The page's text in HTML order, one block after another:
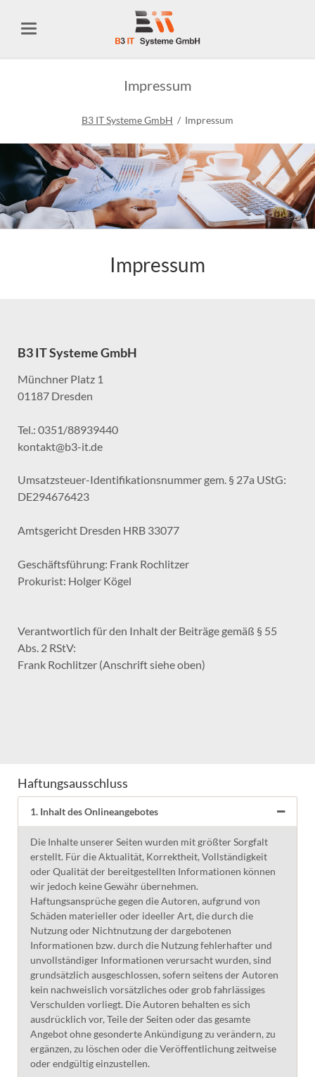
Impressum
B3 IT Systeme GmbH Impressum
Impressum
B3 IT Systeme GmbH
Münchner Platz 1
01187 Dresden
Tel.: 0351/88939440
kontakt@b3-it.de
Umsatzsteuer-Identifikationsnummer gem. § 27a UStG:
DE294676423
Amtsgericht Dresden HRB 33077
Geschäftsführung: Frank Rochlitzer
Prokurist: Holger Kögel
Verantwortlich für den Inhalt der Beiträge gemäß § 55
Abs. 2 RStV:
Frank Rochlitzer (Anschrift siehe oben)
Haftungsausschluss
1. Inhalt des Onlineangebotes
Die Inhalte unserer Seiten wurden mit größter Sorgfalt
erstellt. Für die Aktualität, Korrektheit, Vollständigkeit
oder Qualität der bereitgestellten Informationen können
wir jedoch keine Gewähr übernehmen.
Haftungsansprüche gegen die Autoren, aufgrund von
Schäden materieller oder ideeller Art, die durch die
Nutzung oder Nichtnutzung der dargebotenen
Informationen bzw. durch die Nutzung fehlerhafter und
unvollständiger Informationen verursacht wurden, sind
grundsätzlich ausgeschlossen, sofern seitens der Autoren
kein nachweislich vorsätzliches oder grob fahrlässiges
Verschulden vorliegt. Die Autoren behalten es sich
ausdrücklich vor, Teile der Seiten oder das gesamte
Angebot ohne gesonderte Ankündigung zu verändern, zu
ergänzen, zu löschen oder die Veröffentlichung zeitweise
oder endgültig einzustellen.